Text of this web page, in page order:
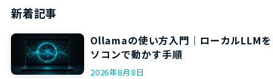
新着記事
Ollamaの使い方入門｜ローカルLLM
ソコンで動かす手順
2026年8月8日